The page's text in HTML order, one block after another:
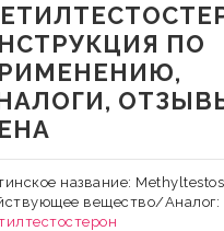
ПО
название:
вещество/Аналог: